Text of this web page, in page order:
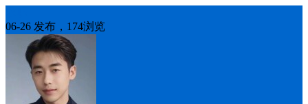
06-26 发布，174浏览